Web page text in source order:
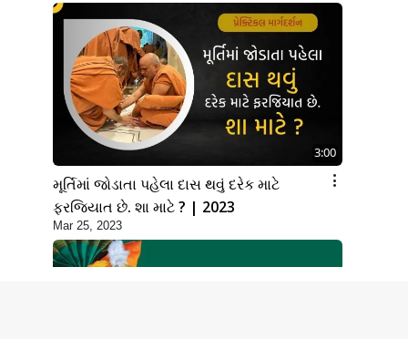
3:00
મૂર્તિમાં જોડાતા પહેલા દાસ થવું દરેક માટે
ફરજિયાત છે. શા માટે ? | 2023
Mar 25, 2023